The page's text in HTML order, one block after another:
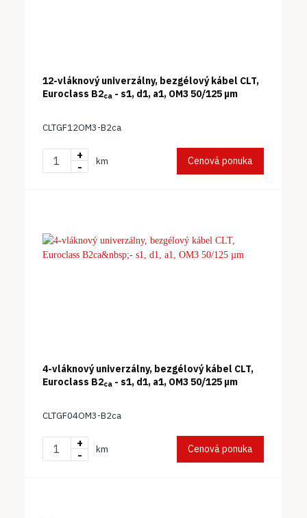
12-vláknový univerzálny, bezgélový kábel CLT,
Euroclass B2ca - s1, d1, a1, OM3 50/125 µm
CLTGF12OM3-B2ca
+
-
km Cenová ponuka
4-vláknový univerzálny, bezgélový kábel CLT,
Euroclass B2ca - s1, d1, a1, OM3 50/125 µm
CLTGF04OM3-B2ca
+
-
km Cenová ponuka